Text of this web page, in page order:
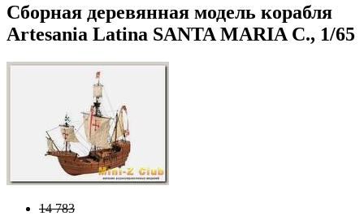
Сборная деревянная модель корабля
Artesania Latina SANTA MARIA C., 1/65
14 783